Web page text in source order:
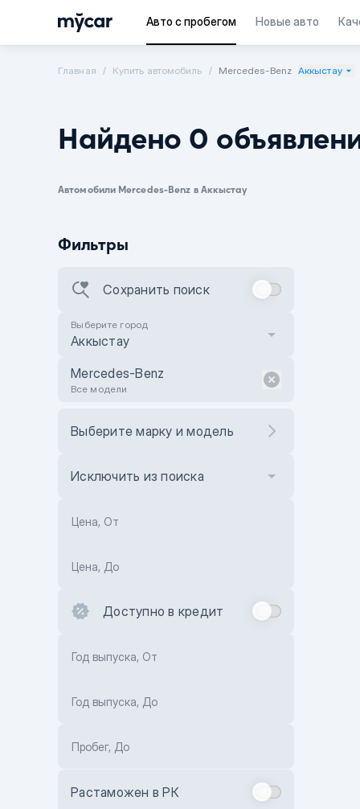
Авто с пробегом Новые авто
Главная Купить автомобиль Mercedes-Benz Аккыстау
Найдено 0
Автомобили Mercedes-Benz в Аккыстау
Фильтры
Сохранить поиск
Выберите город
Аккыстау
Mercedes-Benz
Все модели
Выберите марку и модель
Исключить из поиска
Цена, От
Цена, До
Доступно в кредит
Год выпуска, От
Год выпуска, До
Пробег, До
Растаможен в РК